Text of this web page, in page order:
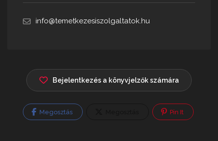
info@temetkezesiszolgaltatok.hu
Bejelentkezés a könyvjelzők számára
Megosztás Pin It